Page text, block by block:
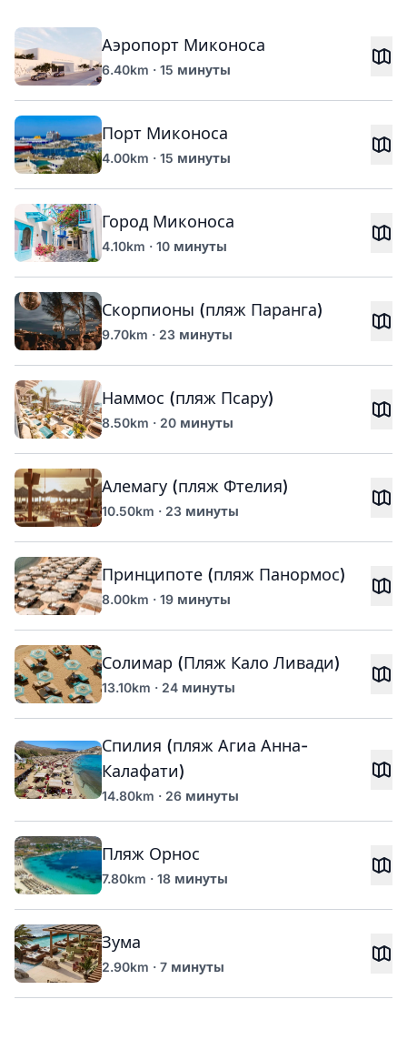
Аэропорт Миконоса
6.40km · 15 минуты
Порт Миконоса
4.00km · 15 минуты
Город Миконоса
4.10km · 10 минуты
Скорпионы (пляж Паранга)
9.70km · 23 минуты
Наммос (пляж Псару)
8.50km · 20 минуты
Алемагу (пляж Фтелия)
10.50km · 23 минуты
Принципоте (пляж Панормос)
8.00km · 19 минуты
Солимар (Пляж Кало Ливади)
13.10km · 24 минуты
Спилия (пляж Агиа Анна-
Калафати)
14.80km · 26 минуты
Пляж Орнос
7.80km · 18 минуты
Зума
2.90km · 7 минуты